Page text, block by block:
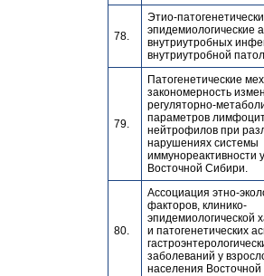
78.
Этио-
эпидемиологические
внутриутробных
внутриутробной
79.
Патогенетические
закономерность
регуляторно-
параметров
нейтрофилов при
нарушениях системы
иммунореактивности
Восточной Сибири.
80.
Ассоциация этно-
факторов, клинико-
эпидемиологической
и патогенетических
заболеваний у
населения